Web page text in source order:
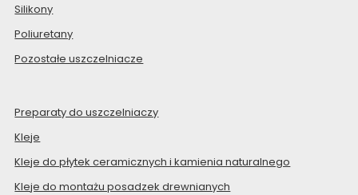
Silikony
Poliuretany
Pozostałe uszczelniacze
Preparaty do uszczelniaczy
Kleje
Kleje do płytek ceramicznych i kamienia naturalnego
Kleje do montażu posadzek drewnianych